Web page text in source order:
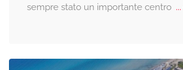
sempre stato un importante centro...